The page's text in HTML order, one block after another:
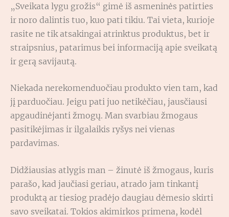
„Sveikata lygu grožis“ gimė iš asmeninės patirties
ir noro dalintis tuo, kuo pati tikiu. Tai vieta, kurioje
rasite ne tik atsakingai atrinktus produktus, bet ir
straipsnius, patarimus bei informaciją apie sveikatą
ir gerą savijautą.
Niekada nerekomenduočiau produkto vien tam, kad
jį parduočiau. Jeigu pati juo netikėčiau, jausčiausi
apgaudinėjanti žmogų. Man svarbiau žmogaus
pasitikėjimas ir ilgalaikis ryšys nei vienas
pardavimas.
Didžiausias atlygis man – žinutė iš žmogaus, kuris
parašo, kad jaučiasi geriau, atrado jam tinkantį
produktą ar tiesiog pradėjo daugiau dėmesio skirti
savo sveikatai. Tokios akimirkos primena, kodėl